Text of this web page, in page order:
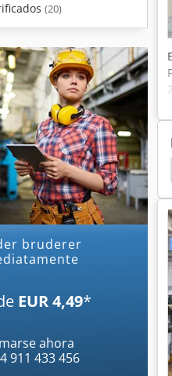
(20)
EUR 4,49*
ahora
911 433 456
Sistema De Control